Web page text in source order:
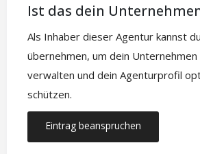
Ist das dein
Als Inhaber dieser Agentur kannst
übernehmen, um dein
verwalten und dein Agenturprofil
schützen.
Eintrag beanspruchen